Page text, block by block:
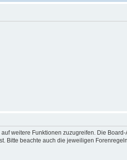
weitere Funktionen zuzugreifen. Die
Bitte beachte auch die jeweiligen